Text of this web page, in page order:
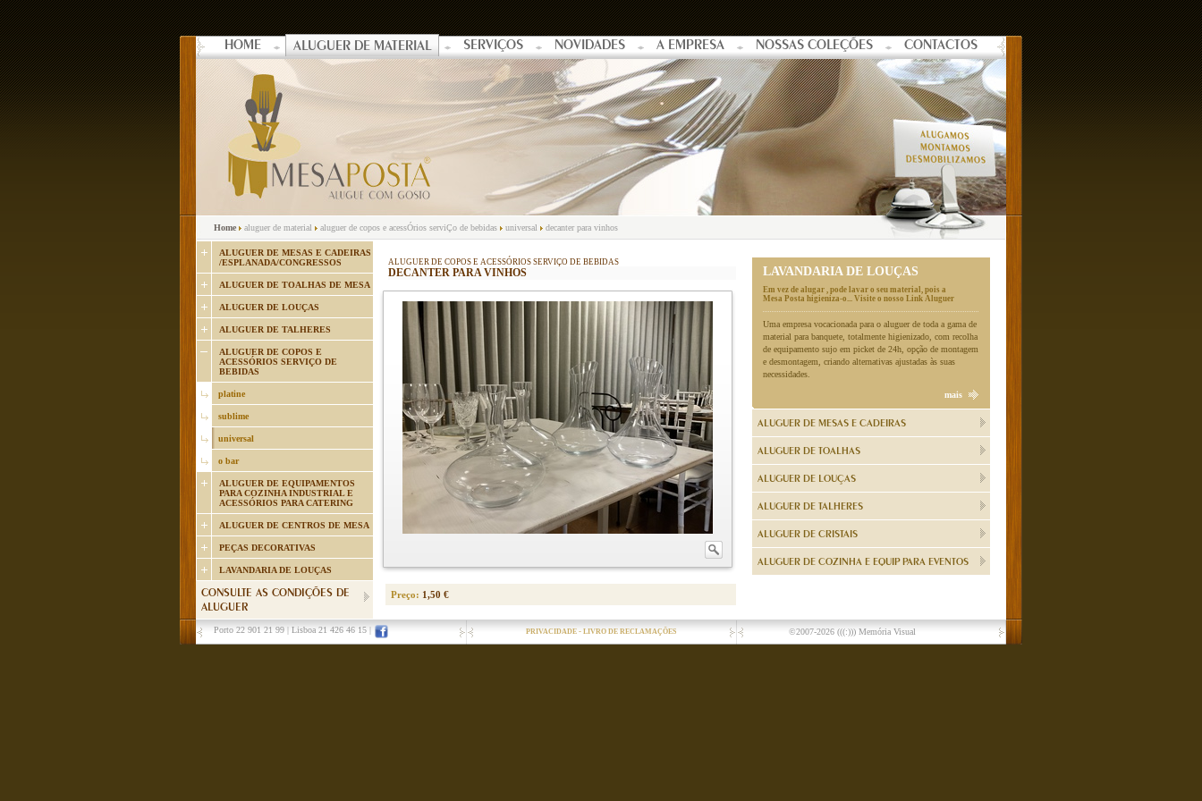
HOME ALUGUER DE MATERIAL SERVIÇOS NOVIDADES A EMPRESA NOSSAS COLEÇÕES CONTACTOS
Home aluguer de material aluguer de copos e acessÓrios serviÇo de bebidas universal decanter para vinhos
ALUGUER DE MESAS E CADEIRAS
/ESPLANADA/CONGRESSOS
ALUGUER DE TOALHAS DE MESA
ALUGUER DE LOUÇAS
ALUGUER DE TALHERES
ALUGUER DE COPOS E
ACESSÓRIOS SERVIÇO DE
BEBIDAS
platine
sublime
universal
o bar
ALUGUER DE EQUIPAMENTOS
PARA COZINHA INDUSTRIAL E
ACESSÓRIOS PARA CATERING
ALUGUER DE CENTROS DE MESA
PEÇAS DECORATIVAS
LAVANDARIA DE LOUÇAS
CONSULTE AS CONDIÇÕES DE
ALUGUER
ALUGUER DE COPOS E ACESSÓRIOS SERVIÇO DE BEBIDAS
DECANTER PARA VINHOS
Preço: 1,50 €
LAVANDARIA DE LOUÇAS
Em vez de alugar , pode lavar o seu material, pois a
Mesa Posta higieniza-o... Visite o nosso Link Aluguer
Uma empresa vocacionada para o aluguer de toda a gama de
material para banquete, totalmente higienizado, com recolha
de equipamento sujo em picket de 24h, opção de montagem
e desmontagem, criando alternativas ajustadas às suas
necessidades.
mais
ALUGUER DE MESAS E CADEIRAS
ALUGUER DE TOALHAS
ALUGUER DE LOUÇAS
ALUGUER DE TALHERES
ALUGUER DE CRISTAIS
ALUGUER DE COZINHA E EQUIP PARA EVENTOS
Porto 22 901 21 99 Lisboa 21 426 46 15 PRIVACIDADE - LIVRO DE RECLAMAÇÕES ©2007-2026 (((:))) Memória Visual